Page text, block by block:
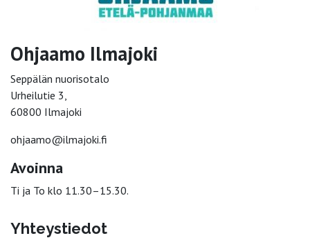
Ohjaamo Ilmajoki
Seppälän nuorisotalo
Urheilutie 3,
60800 Ilmajoki
ohjaamo@ilmajoki.fi
Avoinna
Ti ja To klo 11.30–15.30.
Yhteystiedot